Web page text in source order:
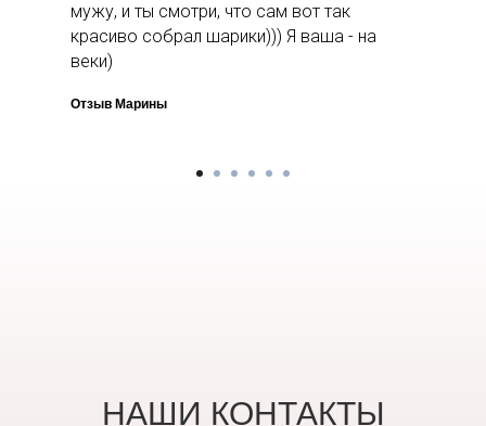
мужу, и ты смотри, что сам вот так
красиво собрал шарики))) Я ваша - на
веки)
Отзыв Марины
НАШИ КОНТАКТЫ